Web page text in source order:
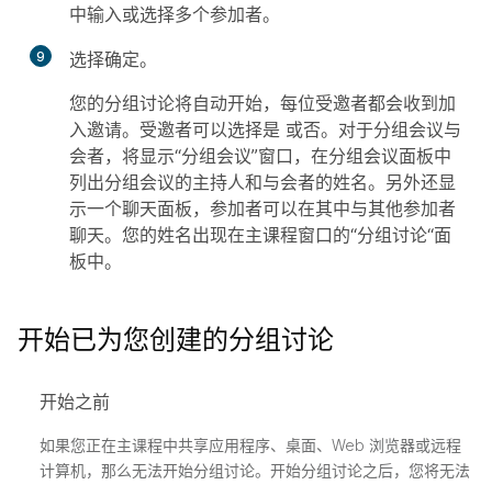
中输入或选择多个参加者。
9 选择确定。
您的分组讨论将自动开始，每位受邀者都会收到加
入邀请。受邀者可以选择是 或否。对于分组会议与
会者，将显示“分组会议”窗口，在分组会议面板中
列出分组会议的主持人和与会者的姓名。另外还显
示一个聊天面板，参加者可以在其中与其他参加者
聊天。您的姓名出现在主课程窗口的“分组讨论“面
板中。
开始已为您创建的分组讨论
开始之前
如果您正在主课程中共享应用程序、桌面、Web 浏览器或远程
计算机，那么无法开始分组讨论。开始分组讨论之后，您将无法